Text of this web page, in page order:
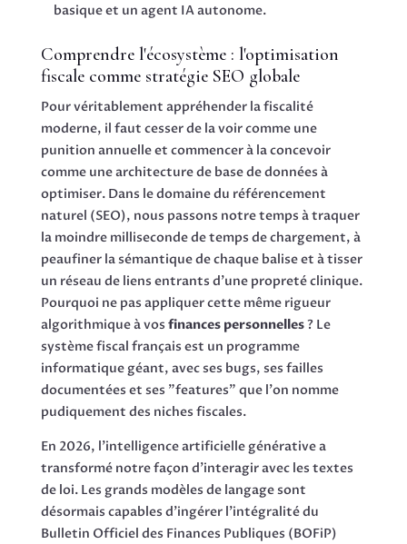
basique et un agent IA autonome.
Comprendre l'écosystème : l'optimisation
fiscale comme stratégie SEO globale
Pour véritablement appréhender la fiscalité
moderne, il faut cesser de la voir comme une
punition annuelle et commencer à la concevoir
comme une architecture de base de données à
optimiser. Dans le domaine du référencement
naturel (SEO), nous passons notre temps à traquer
la moindre milliseconde de temps de chargement, à
peaufiner la sémantique de chaque balise et à tisser
un réseau de liens entrants d'une propreté clinique.
Pourquoi ne pas appliquer cette même rigueur
algorithmique à vos finances personnelles? Le
système fiscal français est un programme
informatique géant, avec ses bugs, ses failles
documentées et ses "features" que l'on nomme
pudiquement des niches fiscales.
En 2026, l'intelligence artificielle générative a
transformé notre façon d'interagir avec les textes
de loi. Les grands modèles de langage sont
désormais capables d'ingérer l'intégralité du
Bulletin Officiel des Finances Publiques (BOFiP)